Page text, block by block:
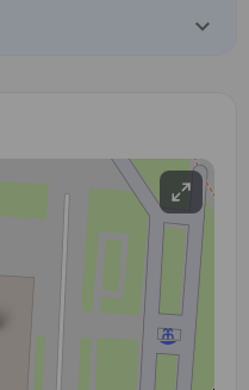
keyboard_arrow_down